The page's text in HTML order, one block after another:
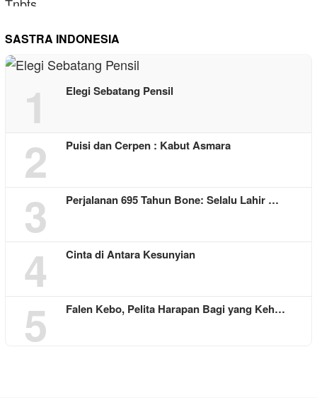
SASTRA INDONESIA
1 Elegi Sebatang Pensil
2 Puisi dan Cerpen : Kabut Asmara
3 Perjalanan 695 Tahun Bone: Selalu Lahir …
4 Cinta di Antara Kesunyian
5 Falen Kebo, Pelita Harapan Bagi yang Keh…